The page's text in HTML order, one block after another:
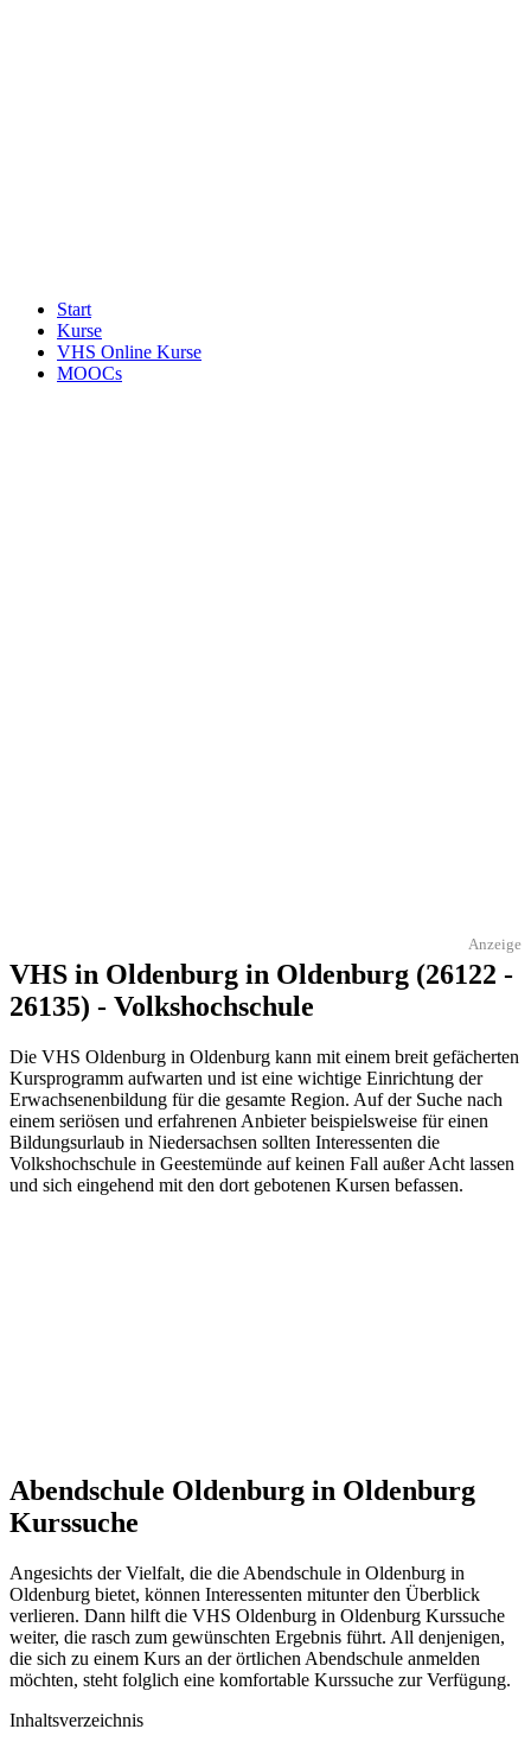
Start
Kurse
VHS Online Kurse
MOOCs
Anzeige
VHS in Oldenburg in Oldenburg (26122 -
26135) - Volkshochschule
Die VHS Oldenburg in Oldenburg kann mit einem breit gefächerten
Kursprogramm aufwarten und ist eine wichtige Einrichtung der
Erwachsenenbildung für die gesamte Region. Auf der Suche nach
einem seriösen und erfahrenen Anbieter beispielsweise für einen
Bildungsurlaub in Niedersachsen sollten Interessenten die
Volkshochschule in Geestemünde auf keinen Fall außer Acht lassen
und sich eingehend mit den dort gebotenen Kursen befassen.
Abendschule Oldenburg in Oldenburg
Kurssuche
Angesichts der Vielfalt, die die Abendschule in Oldenburg in
Oldenburg bietet, können Interessenten mitunter den Überblick
verlieren. Dann hilft die VHS Oldenburg in Oldenburg Kurssuche
weiter, die rasch zum gewünschten Ergebnis führt. All denjenigen,
die sich zu einem Kurs an der örtlichen Abendschule anmelden
möchten, steht folglich eine komfortable Kurssuche zur Verfügung.
Inhaltsverzeichnis